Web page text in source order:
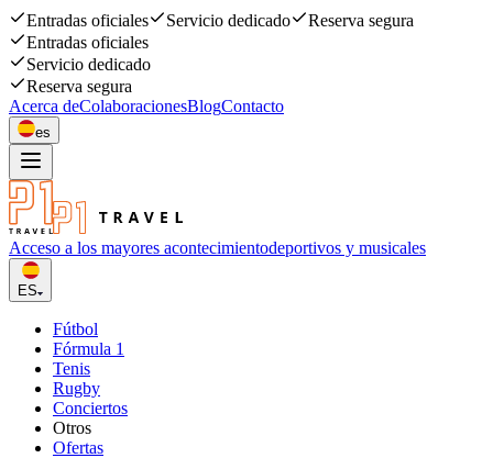
Entradas oficiales Servicio dedicado
Reserva segura
Entradas oficiales
Servicio dedicado
Reserva segura
Acerca deColaboracionesBlogContacto
es
Acceso a los mayores acontecimientodeportivos y musicales
ES
Fútbol
Fórmula 1
Tenis
Rugby
Conciertos
Otros
Ofertas